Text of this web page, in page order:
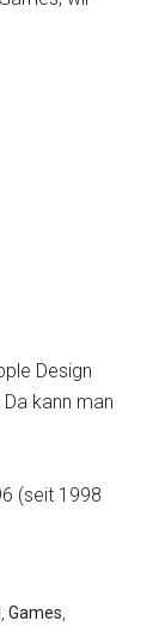
Design
kann man
(seit 1998
,Games